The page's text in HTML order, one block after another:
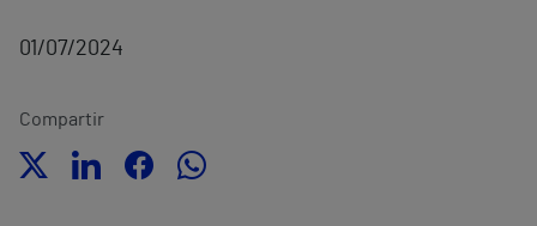
01/07/2024
Compartir